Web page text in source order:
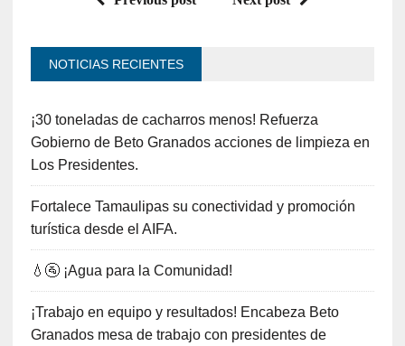
NOTICIAS RECIENTES
¡30 toneladas de cacharros menos! Refuerza
Gobierno de Beto Granados acciones de limpieza en
Los Presidentes.
Fortalece Tamaulipas su conectividad y promoción
turística desde el AIFA.
💧🚰 ¡Agua para la Comunidad!
¡Trabajo en equipo y resultados! Encabeza Beto
Granados mesa de trabajo con presidentes de